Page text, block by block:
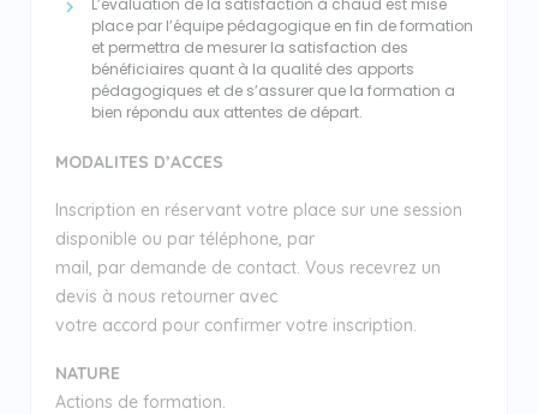
L’évaluation de la satisfaction à chaud est mise
place par l’équipe pédagogique en fin de formation
et permettra de mesurer la satisfaction des
bénéficiaires quant à la qualité des apports
pédagogiques et de s’assurer que la formation a
bien répondu aux attentes de départ.
MODALITES D’ACCES
Inscription en réservant votre place sur une session
disponible ou par téléphone, par
mail, par demande de contact. Vous recevrez un
devis à nous retourner avec
votre accord pour confirmer votre inscription.
NATURE
Actions de formation.